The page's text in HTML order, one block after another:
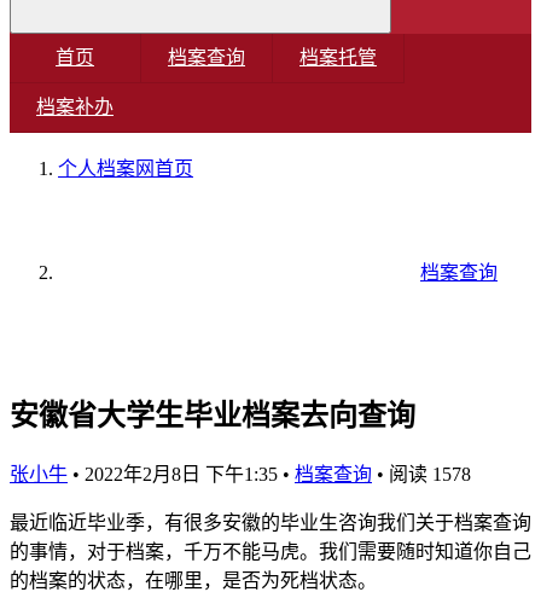
首页 档案查询 档案托管
档案补办
个人档案网首页
档案查询
安徽省大学生毕业档案去向查询
张小牛 • 2022年2月8日 下午1:35 • 档案查询 • 阅读 1578
最近临近毕业季，有很多安徽的毕业生咨询我们关于档案查询
的事情，对于档案，千万不能马虎。我们需要随时知道你自己
的档案的状态，在哪里，是否为死档状态。